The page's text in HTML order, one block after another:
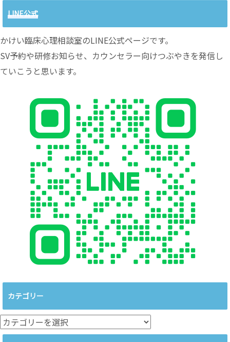
LINE公式
かけい臨床心理相談室のLINE公式ページです。
SV予約や研修お知らせ、カウンセラー向けつぶやきを発信し
ていこうと思います。
カテゴリー
カ
テ